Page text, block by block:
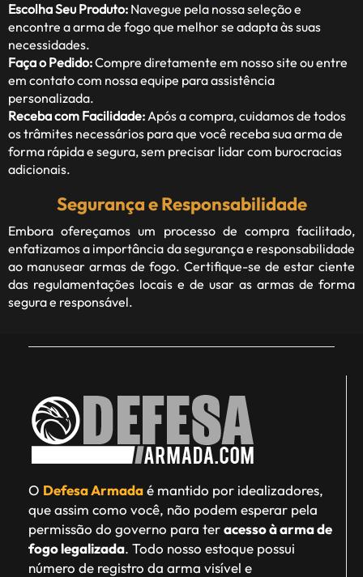
Escolha Seu Produto: Navegue pela nossa seleção e
encontre a arma de fogo que melhor se adapta às suas
necessidades.
Faça o Pedido:Compre diretamente em nosso site ou entre
em contato com nossa equipe para assistência
personalizada.
Receba com Facilidade:Após a compra, cuidamos de todos
os trâmites necessários para que você receba sua arma de
forma rápida e segura, sem precisar lidar com burocracias
adicionais.
Segurança e Responsabilidade
Embora ofereçamos um processo de compra facilitado,
enfatizamos a importância da segurança e responsabilidade
ao manusear armas de fogo. Certifique-se de estar ciente
das regulamentações locais e de usar as armas de forma
segura e responsável.
O Defesa Armadaé mantido por idealizadores,
que assim como você, não podem esperar pela
permissão do governo para teracesso à arma de
fogo legalizada. Todo nosso estoque possui
número de registro da arma visível e